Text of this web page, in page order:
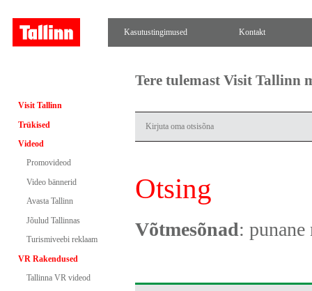
Kasutustingimused Kontakt
Visit Tallinn
Trükised
Videod
Promovideod
Video bännerid
Avasta Tallinn
Jõulud Tallinnas
Turismiveebi reklaam
VR Rakendused
Tallinna VR videod
Tere tulemast Visit Tallinn
Otsing
Võtmesõnad: punane